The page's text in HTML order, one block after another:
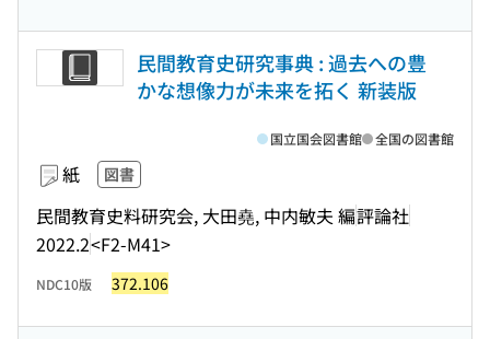
民間教育史研究事典 : 過去への豊
かな想像力が未来を拓く 新装版
紙 図書
民間教育史料研究会, 大田堯, 中内敏夫 編評論社
2022.2<F2-M41>
国立国会図書館 全国の図書館
NDC10版 372.106